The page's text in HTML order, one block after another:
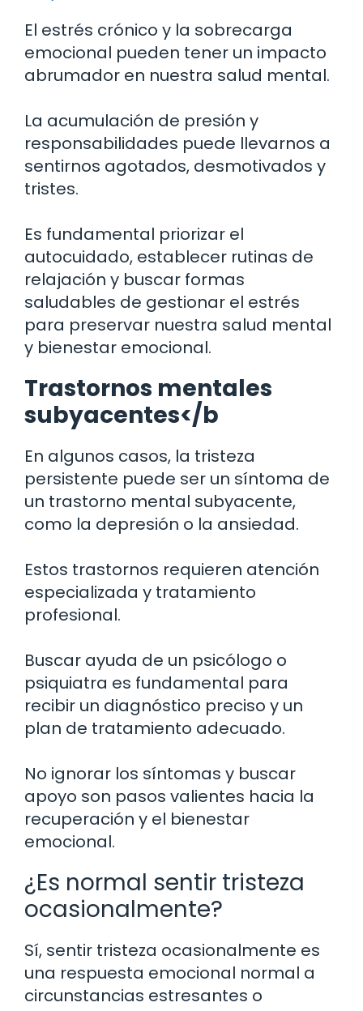
El estrés crónico y la sobrecarga
emocional pueden tener un impacto
abrumador en nuestra salud mental.
La acumulación de presión y
responsabilidades puede llevarnos a
sentirnos agotados, desmotivados y
tristes.
Es fundamental priorizar el
autocuidado, establecer rutinas de
relajación y buscar formas
saludables de gestionar el estrés
para preservar nuestra salud mental
y bienestar emocional.
Trastornos mentales
subyacentes</b
En algunos casos, la tristeza
persistente puede ser un síntoma de
un trastorno mental subyacente,
como la depresión o la ansiedad.
Estos trastornos requieren atención
especializada y tratamiento
profesional.
Buscar ayuda de un psicólogo o
psiquiatra es fundamental para
recibir un diagnóstico preciso y un
plan de tratamiento adecuado.
No ignorar los síntomas y buscar
apoyo son pasos valientes hacia la
recuperación y el bienestar
emocional.
¿Es normal sentir tristeza
ocasionalmente?
Sí, sentir tristeza ocasionalmente es
una respuesta emocional normal a
circunstancias estresantes o